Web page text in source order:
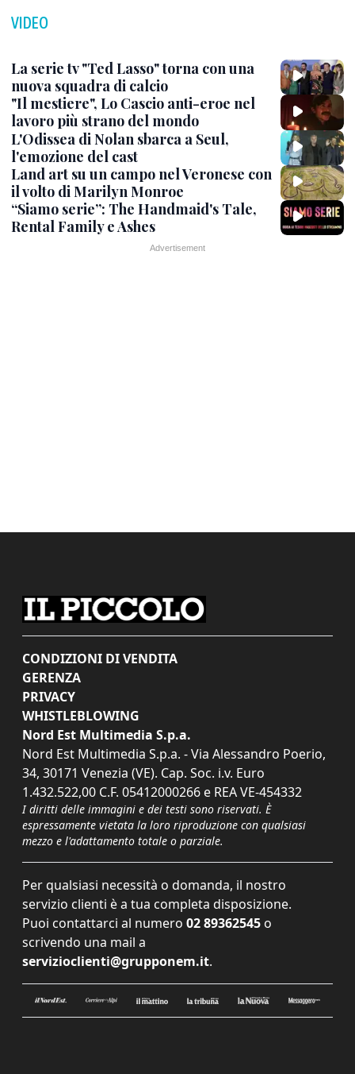
VIDEO
La serie tv "Ted Lasso" torna con una
nuova squadra di calcio
"Il mestiere", Lo Cascio anti-eroe nel
lavoro più strano del mondo
L'Odissea di Nolan sbarca a Seul,
l'emozione del cast
Land art su un campo nel Veronese con
il volto di Marilyn Monroe
“Siamo serie”: The Handmaid's Tale,
Rental Family e Ashes
CONDIZIONI DI VENDITA
GERENZA
PRIVACY
WHISTLEBLOWING
Nord Est Multimedia S.p.a.
Nord Est Multimedia S.p.a. - Via Alessandro Poerio,
34, 30171 Venezia (VE). Cap. Soc. i.v. Euro
1.432.522,00 C.F. 05412000266 e REA VE-454332
I diritti delle immagini e dei testi sono riservati. È
espressamente vietata la loro riproduzione con qualsiasi
mezzo e l'adattamento totale o parziale.
Per qualsiasi necessità o domanda, il nostro
servizio clienti è a tua completa disposizione.
Puoi contattarci al numero 02 89362545 o
scrivendo una mail a
servizioclienti@grupponem.it.